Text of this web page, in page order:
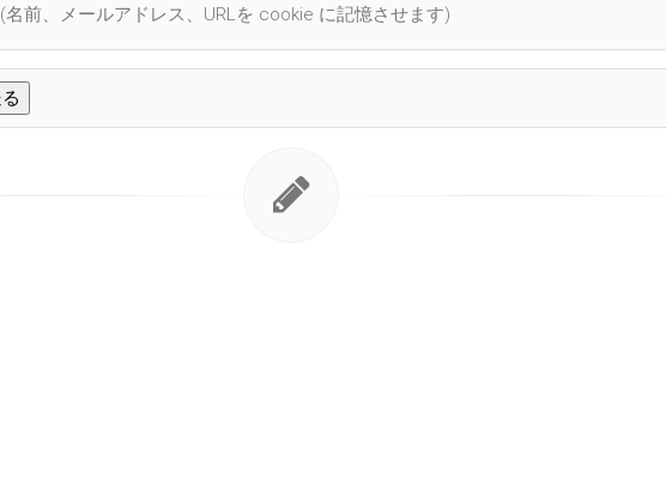
(名前、メールアドレス、URLを cookie に記憶させます)